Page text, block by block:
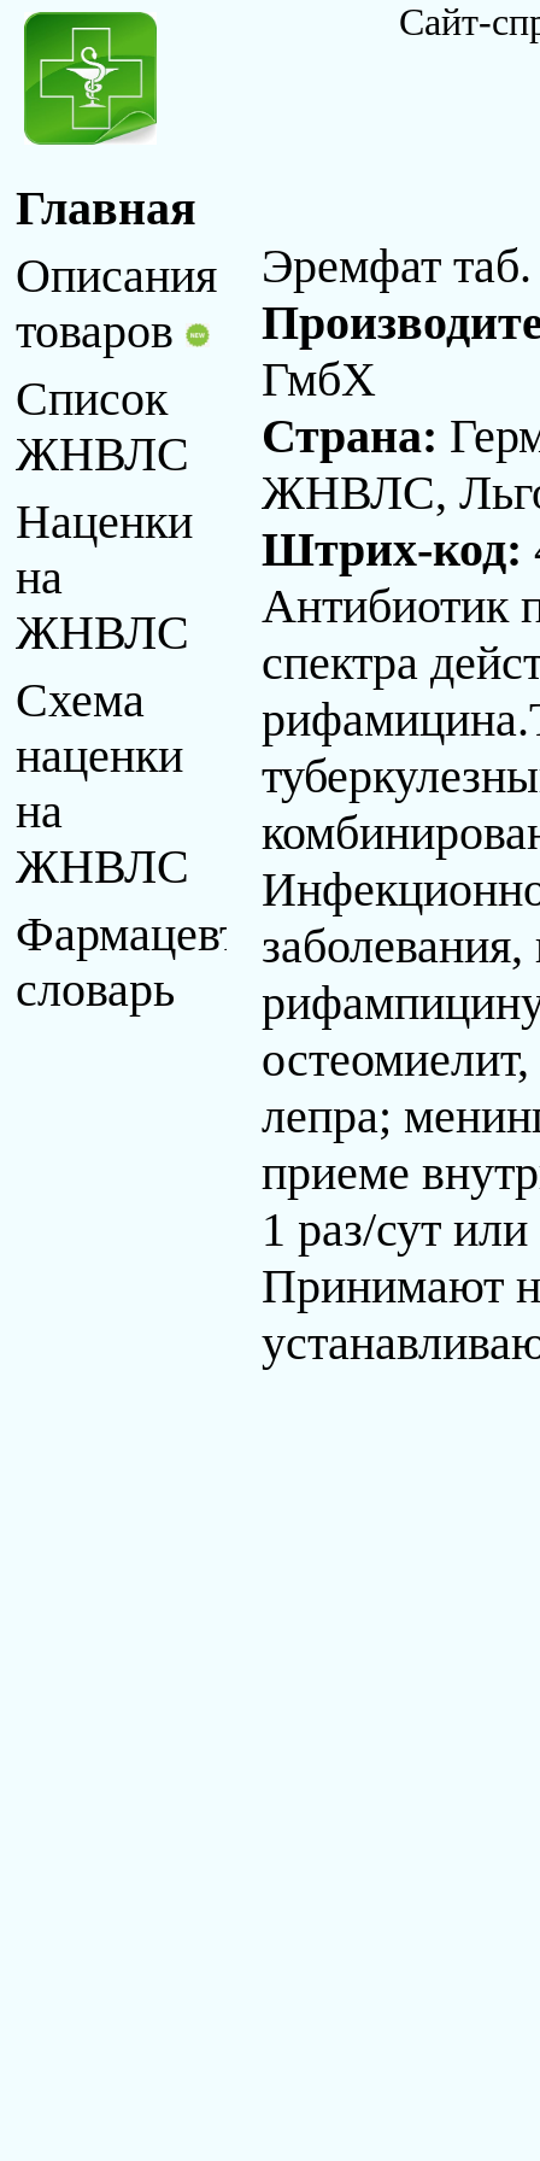
Сайт-
Главная
Описания
товаров
Список
ЖНВЛС
Наценки
на
ЖНВЛС
Схема
наценки
на
ЖНВЛС
Фармацевтический
словарь
Эремфат
ГмбХ
Страна:
ЖНВЛС,
Штрих-код:
Антибиотик
спектра
лепра;
приеме
1 раз/сут
Принимают